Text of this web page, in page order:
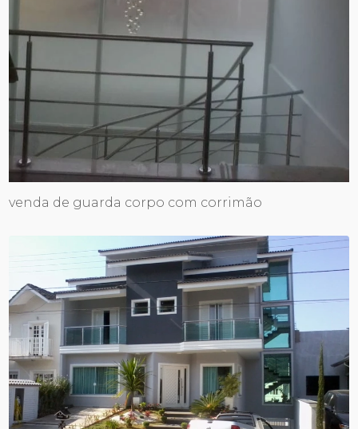
venda de guarda corpo com corrimão